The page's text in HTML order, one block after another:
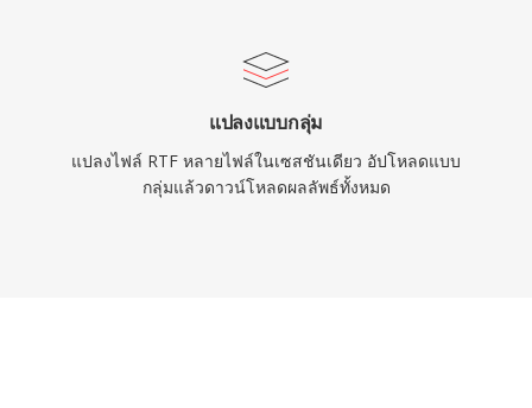
แปลงแบบกลุ่ม
แปลงไฟล์ RTF หลายไฟล์ในเซสชันเดียว อัปโหลดแบบ
กลุ่มแล้วดาวน์โหลดผลลัพธ์ทั้งหมด